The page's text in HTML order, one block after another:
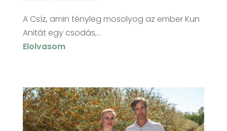
A Csíz, amin tényleg mosolyog az ember Kun
Anitát egy csodás,...
Elolvasom